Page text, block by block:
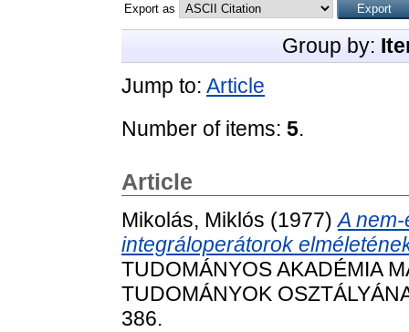
Export as
Group by:
Jump to: Article
Number of items: 5.
Article
Mikolás, Miklós (1977)A
integráloperátorok
TUDOMÁNYOS AKADÉMIA
TUDOMÁNYOK
386.